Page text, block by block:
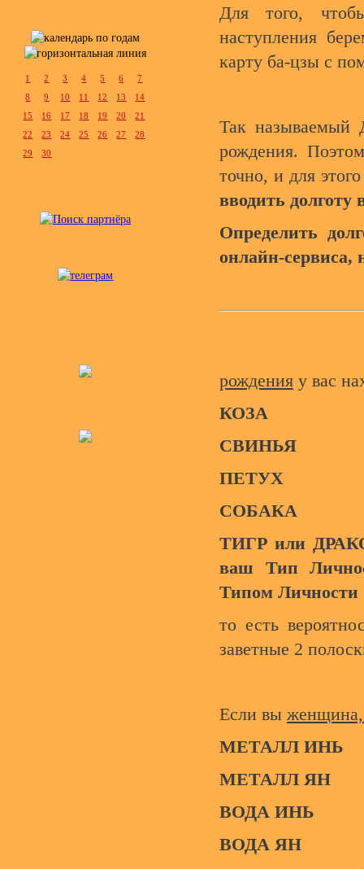
1 2 3 4 5 6
7
8
9 10 11 12 13
14
15
16 17 18 19 20
21
22
23 24 25 26 27
28
29
30
Для того, чтобы
наступления
карту ба-цзы с
Так
рождения.
точно, и для
вводить долготу
Определить
онлайн-сервиса,
рождения у вас
КОЗА
СВИНЬЯ
ПЕТУХ
СОБАКА
ТИГР или
ваш Тип
Типом Личности
то есть
заветные 2
Если вы
МЕТАЛЛ ИНЬ
МЕТАЛЛ ЯН
ВОДА ИНЬ
ВОДА ЯН